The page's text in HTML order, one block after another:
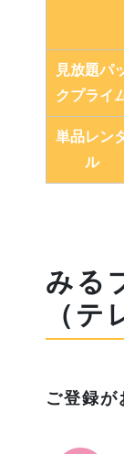
見放題パ
クプライ
単品レン
ル
みる
（テ
ご登録が